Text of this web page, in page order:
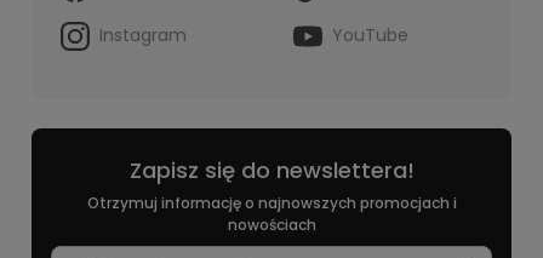
Instagram
YouTube
Zapisz się do newslettera!
Otrzymuj informację o najnowszych promocjach i
nowościach